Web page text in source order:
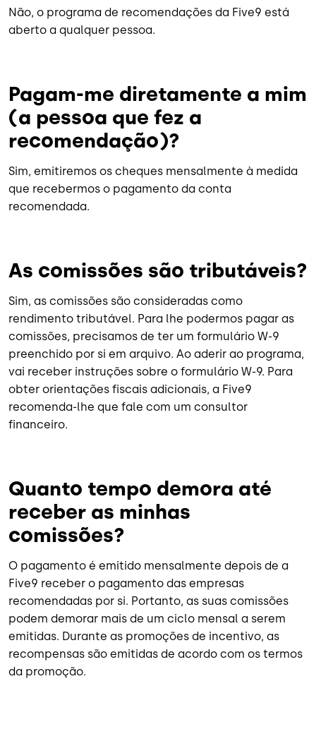
Não, o programa de recomendações da Five9 está
aberto a qualquer pessoa.
Pagam-me diretamente a mim
(a pessoa que fez a
recomendação)?
Sim, emitiremos os cheques mensalmente à medida
que recebermos o pagamento da conta
recomendada.
As comissões são tributáveis?
Sim, as comissões são consideradas como
rendimento tributável. Para lhe podermos pagar as
comissões, precisamos de ter um formulário W-9
preenchido por si em arquivo. Ao aderir ao programa,
vai receber instruções sobre o formulário W-9. Para
obter orientações fiscais adicionais, a Five9
recomenda-lhe que fale com um consultor
financeiro.
Quanto tempo demora até
receber as minhas
comissões?
O pagamento é emitido mensalmente depois de a
Five9 receber o pagamento das empresas
recomendadas por si. Portanto, as suas comissões
podem demorar mais de um ciclo mensal a serem
emitidas. Durante as promoções de incentivo, as
recompensas são emitidas de acordo com os termos
da promoção.